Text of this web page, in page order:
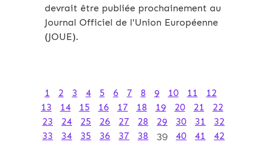
devrait être publiée prochainement au
Journal Officiel de l'Union Européenne
(JOUE).
1 2 3 4 5 6 7 8 9 10 11
12
13
14 15 16 17 18 19 20 21
22
23
24 25 26 27 28 29 30 31
32
33
34 35 36 37 38 39 40 41
42